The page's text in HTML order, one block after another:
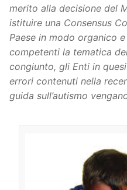
merito alla decisione del
istituire una Consensus
Paese in modo organico
competenti la tematica
congiunto, gli Enti in
errori contenuti nella
guida sull’autismo